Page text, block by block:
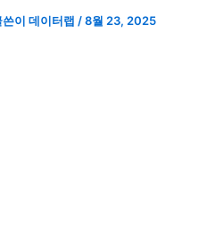
쓴이 데이터랩 /8월 23, 2025